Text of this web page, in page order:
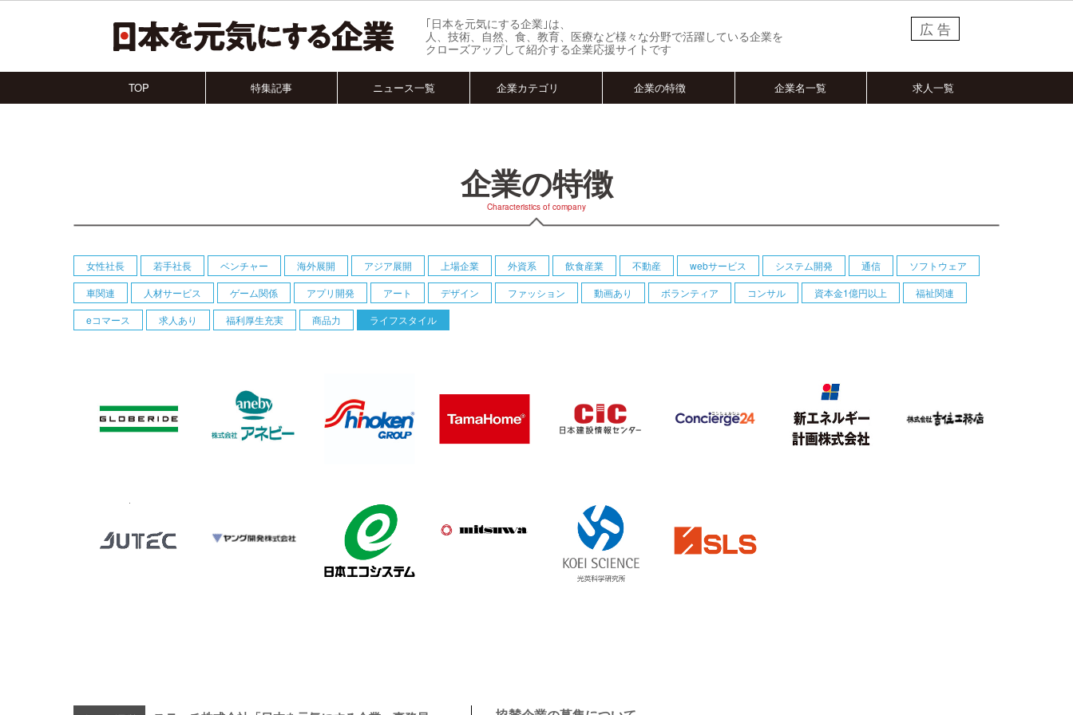
広 告
｢日本を元気にする企業｣は、
人、技術、自然、食、教育、医療など様々な分野で活躍している企業を
クローズアップして紹介する企業応援サイトです
TOP 特集記事 ニュース一覧 企業カテゴリ 企業の特徴 企業名一覧 求人一覧
企業の特徴
Characteristics of company
女性社長 若手社長 ベンチャー 海外展開 アジア展開 上場企業 外資系 飲食産業 不動産 webサービス システム開発 通信
ソフトウェア
車関連
人材サービス ゲーム関係 アプリ開発 アート デザイン ファッション 動画あり ボランティア コンサル 資本金1億円以上
福祉関連
eコマース
求人あり 福利厚生充実 商品力 ライフスタイル